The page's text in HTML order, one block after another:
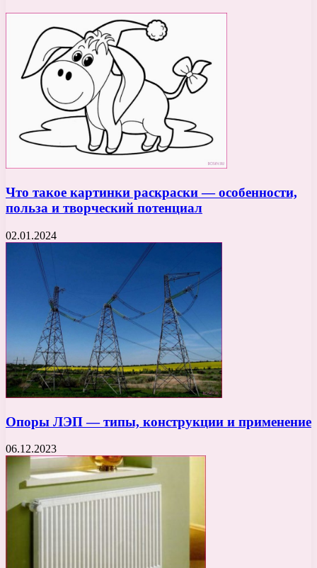
Что такое картинки раскраски — особенности,
польза и творческий потенциал
02.01.2024
Опоры ЛЭП — типы, конструкции и применение
06.12.2023